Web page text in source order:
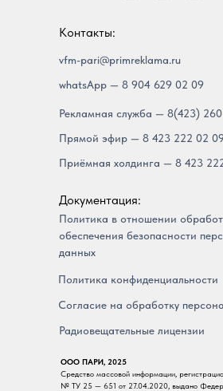
Контакты:
Документация:
ООО ПАРИ, 2025
Средство массовой информации,
№ ТУ 25 — 651 от 27.04.2020, выдано
vfm-pari@primreklama.ru
whatsApp — 8 904 629 02 09
Рекламная служба — 8(423)
Политика конфиденциальности
Политика в отношении
обеспечения безопасности
данных
Согласие на обработку
Радиовещательные лицензии
Прямой эфир — 8 423 222 02
Приёмная холдинга — 8 423